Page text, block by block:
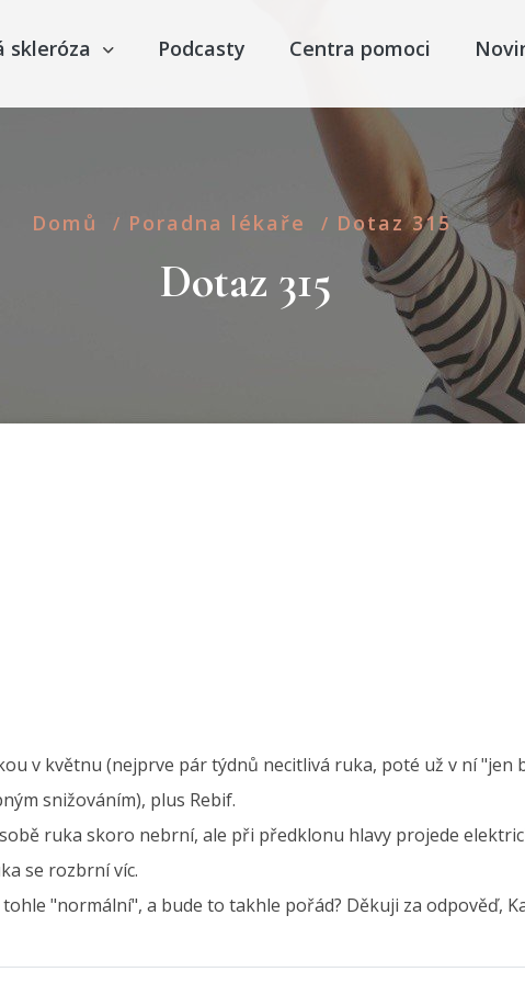
skleróza Podcasty Centra pomoci
Domů / Poradna lékaře / Dotaz 315
Dotaz 315
v květnu (nejprve pár týdnů necitlivá ruka, poté už v ní
snižováním), plus Rebif.
ruka skoro nebrní, ale při předklonu hlavy projede
se rozbrní víc.
"normální", a bude to takhle pořád? Děkuji za odpověď,